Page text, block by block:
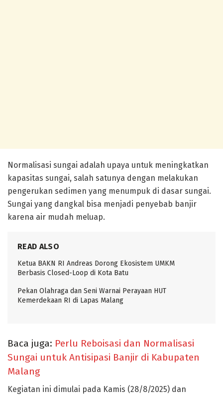
Normalisasi sungai adalah upaya untuk meningkatkan
kapasitas sungai, salah satunya dengan melakukan
pengerukan sedimen yang menumpuk di dasar sungai.
Sungai yang dangkal bisa menjadi penyebab banjir
karena air mudah meluap.
READ ALSO
Ketua BAKN RI Andreas Dorong Ekosistem UMKM
Berbasis Closed-Loop di Kota Batu
Pekan Olahraga dan Seni Warnai Perayaan HUT
Kemerdekaan RI di Lapas Malang
Baca juga: Perlu Reboisasi dan Normalisasi
Sungai untuk Antisipasi Banjir di Kabupaten
Malang
Kegiatan ini dimulai pada Kamis (28/8/2025) dan